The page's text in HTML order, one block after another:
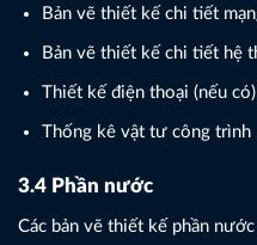
Bản vẽ thiết kế chi tiết
Bản vẽ thiết kế chi tiết hệ
Thiết kế điện thoại (nếu có)
Thống kê vật tư công trình
3.4 Phần nước
Các bản vẽ thiết kế phần